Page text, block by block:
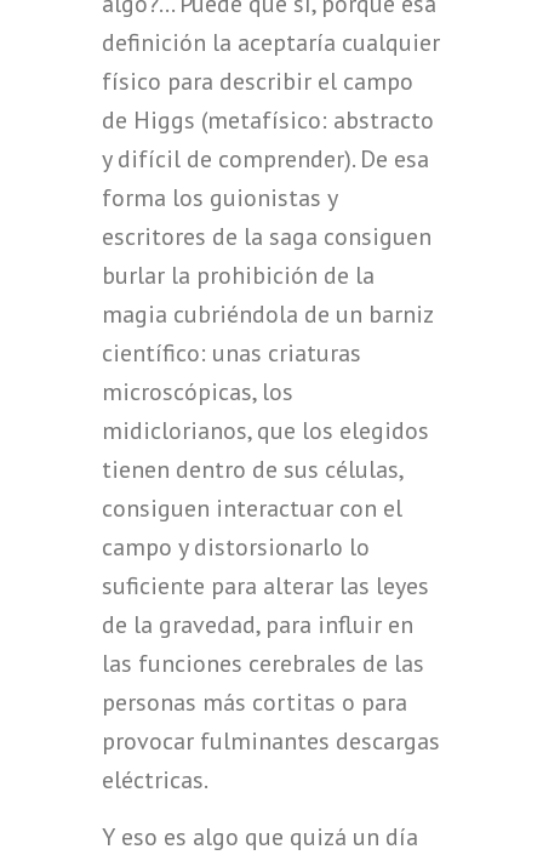
definición la aceptaría cualquier
físico para describir el campo
de Higgs (metafísico: abstracto
y difícil de comprender). De esa
forma los guionistas y
escritores de la saga consiguen
burlar la prohibición de la
magia cubriéndola de un barniz
científico: unas criaturas
microscópicas, los
midiclorianos, que los elegidos
tienen dentro de sus células,
consiguen interactuar con el
campo y distorsionarlo lo
suficiente para alterar las leyes
de la gravedad, para influir en
las funciones cerebrales de las
personas más cortitas o para
provocar fulminantes descargas
eléctricas.
Y eso es algo que quizá un día